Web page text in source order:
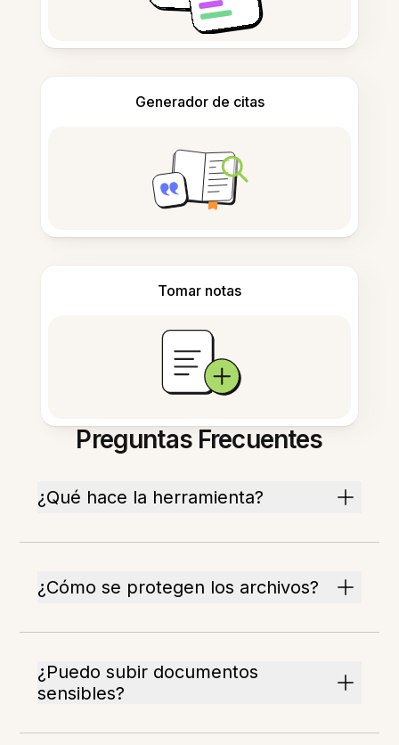
Generador de citas
Tomar notas
Preguntas Frecuentes
¿Qué hace la herramienta?
¿Cómo se protegen los archivos?
¿Puedo subir documentos
sensibles?